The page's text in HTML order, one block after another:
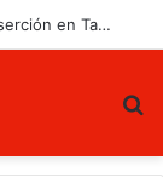
Con OVNI-CEDES muestran talento y reinserción en Tamaulipas